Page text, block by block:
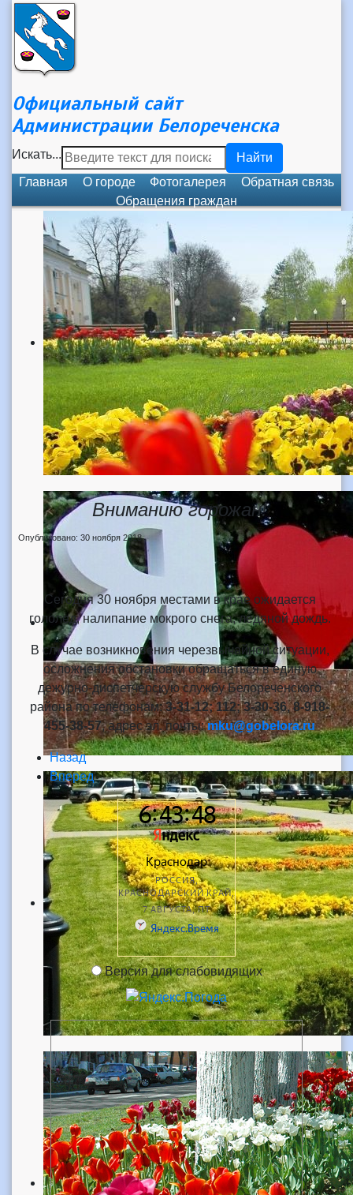
Официальный сайт
Администрации Белореченска
Искать...
Найти
Главная
О городе Фотогалерея
Обратная связь
Обращения граждан
Вниманию горожан!
Опубликовано: 30 ноября 2018
Сегодня 30 ноября местами в крае ожидается
гололед, налипание мокрого снега, ледяной дождь.
В случае возникновения черезвычайной ситуации,
осложнения обстановки обращаться в единую
дежурно-диспетчерскую службу Белореченского
района по телефонам:3-31-12; 112; 3-30-36, 8-918-
455-38-57, адрес эл. почты:mku@gobelora.ru
Назад
Вперед
Версия для слабовидящих